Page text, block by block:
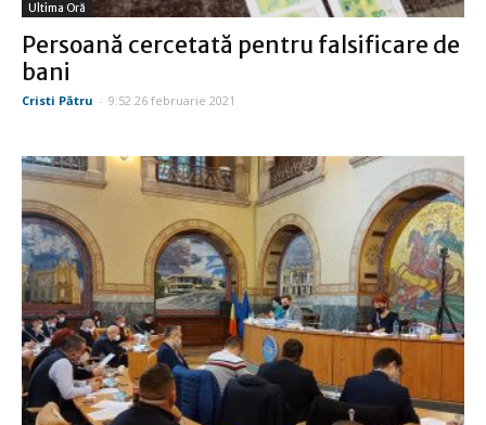
Ultima Oră
Persoană cercetată pentru falsificare de
bani
Cristi Pătru - 9:52 26 februarie 2021